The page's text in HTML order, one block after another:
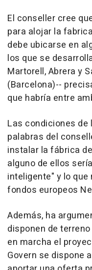
El conseller cree
para alojar la
debe ubicarse en
los que se
Martorell, Abrera y
(Barcelona)--
que habría entre
Las condiciones
palabras del
instalar la fábrica
alguno de ellos
inteligente" y lo
fondos europeos
Además, ha
disponen de
en marcha el
Govern se dispone